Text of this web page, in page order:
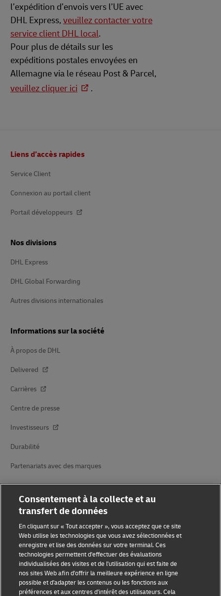
l’expédition d’envois vers l’UE avec
DHL Express, veuillez contacter votre
service client DHL local.
Pour plus de détails sur les
expéditions postales envoyées en
Allemagne via le réseau Post & Parcel,
veuillez cliquer ici
.
de
Liens d’accès rapides
Service Client
Connexion au portail client
Portail développeurs
Nos divisions
DHL Express
DHL Global Forwarding
Autres divisions internationales
Informations sur la société
À propos de DHL
Delivered
Carrières
Centre de presse
Investisseurs
Durabilité
Partenariats avec des marques
Sensibilisation à la fraude
Mention légale
Conditions d’utilisation
Consentement à la collecte et au
transfert de données
En cliquant sur « Tout accepter », vous acceptez que ce site
Web utilise les technologies que vous avez sélectionnées et
enregistre et lise des données sur votre terminal. Ces
technologies permettent d'effectuer des évaluations
individualisées des visites et de l'utilisation qui est faite de
nos sites Web afin d'offrir la meilleure expérience en ligne
possible et d'adapter les contenus ou les fonctions aux
préférences et aux centres d'intérêt des utilisateurs. Cela